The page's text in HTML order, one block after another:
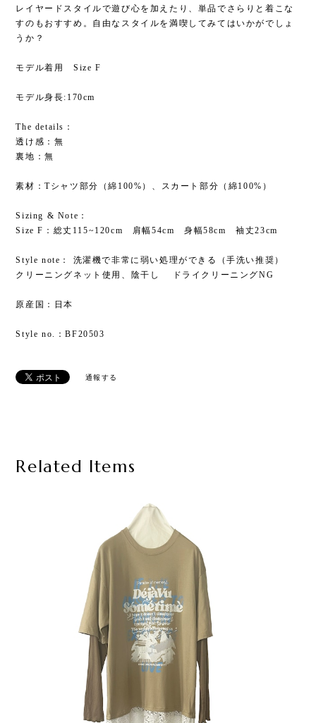
レイヤードスタイルで遊び心を加えたり、単品でさらりと着こな
すのもおすすめ。自由なスタイルを満喫してみてはいかがでしょ
うか？
モデル着用 Size F
モデル身長:170cm
The details：
透け感：無
裏地：無
素材：Tシャツ部分（綿100%）、スカート部分（綿100%）
Sizing & Note：
Size F：総丈115~120cm 肩幅54cm 身幅58cm 袖丈23cm
Style note： 洗濯機で非常に弱い処理ができる（手洗い推奨）
クリーニングネット使用、陰干し ドライクリーニングNG
原産国：日本
Style no.：BF20503
通報する
Related Items